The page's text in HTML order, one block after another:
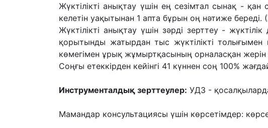
Жүктілікті анықтау үшін ең сезімтал сынақ -
келетін уақытынан 1 апта бұрын оң нәтиже
Жүктілікті анықтау үшін зәрді зерттеу -
қорытынды жатырдан тыс жүктілікті
көмегімен ұрық жұмыртқасының орналасқан
Соңғы етеккірден кейінгі 41 күннен соң 100%
Инструменталдық зерттеулер: УДЗ -
Мамандар консультациясы үшін көрсетімдер: